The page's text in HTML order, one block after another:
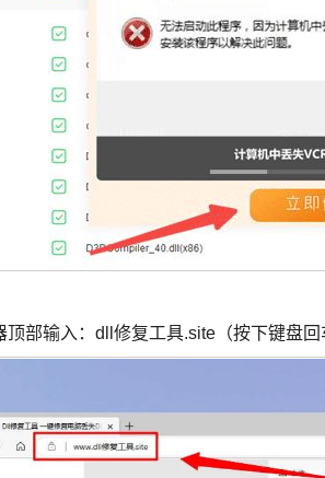
顶部输入：dll修复工具.site（按下键盘回